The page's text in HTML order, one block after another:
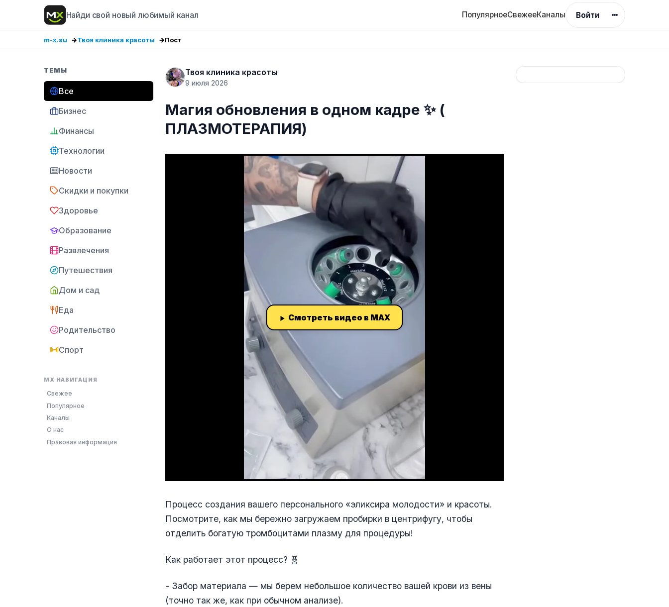
Найди свой новый любимый канал ПопулярноеСвежееКаналы Войти
m-x.su Твоя клиника красоты Пост
ТЕМЫ
Все
Бизнес
Финансы
Технологии
Новости
Скидки и покупки
Здоровье
Образование
Развлечения
Путешествия
Дом и сад
Еда
Родительство
Спорт
MX НАВИГАЦИЯ
Свежее
Популярное
Каналы
О нас
Правовая информация
Твоя клиника красоты
9 июля 2026
Магия обновления в одном кадре ✨ (
ПЛАЗМОТЕРАПИЯ)
Смотреть видео в MAX
Процесс создания вашего персонального «эликсира молодости» и красоты.
Посмотрите, как мы бережно загружаем пробирки в центрифугу, чтобы
отделить богатую тромбоцитами плазму для процедуры!
Как работает этот процесс? 🧬
- Забор материала — мы берем небольшое количество вашей крови из вены
(точно так же, как при обычном анализе).